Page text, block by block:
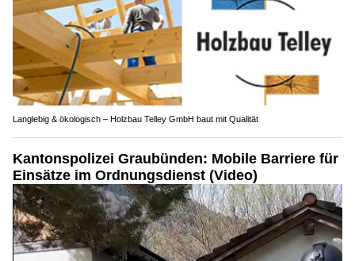
Langlebig & ökologisch – Holzbau Telley GmbH baut mit Qualität
Kantonspolizei Graubünden: Mobile Barriere für
Einsätze im Ordnungsdienst (Video)